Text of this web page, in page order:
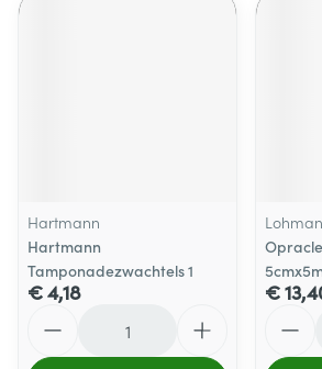
Hartmann
Hartmann
Tamponadezwachtels 1
€ 4,18 €